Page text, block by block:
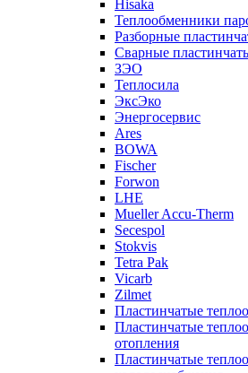
Hisaka
Теплообменники
Разборные
Сварные
ЗЭО
Теплосила
ЭксЭко
Энергосервис
Ares
BOWA
Fischer
Forwon
LHE
Mueller Accu-Therm
Secespol
Stokvis
Tetra Pak
Vicarb
Zilmet
Пластинчатые
Пластинчатые
отопления
Пластинчатые